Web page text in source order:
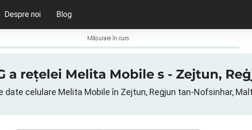
Despre noi Blog
Măsurare în curs
a rețelei Melita Mobile s - Zejtun,
date celulare Melita Mobile în Zejtun, Reġjun tan-Nofsinhar,